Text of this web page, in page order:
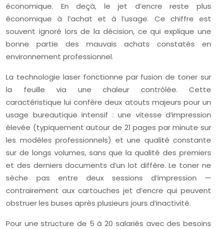
économique. En deçà, le jet d’encre reste plus
économique à l’achat et à l’usage. Ce chiffre est
souvent ignoré lors de la décision, ce qui explique une
bonne partie des mauvais achats constatés en
environnement professionnel.
La technologie laser fonctionne par fusion de toner sur
la feuille via une chaleur contrôlée. Cette
caractéristique lui confère deux atouts majeurs pour un
usage bureautique intensif : une vitesse d’impression
élevée (typiquement autour de 21 pages par minute sur
les modèles professionnels) et une qualité constante
sur de longs volumes, sans que la qualité des premiers
et des derniers documents d’un lot diffère. Le toner ne
sèche pas entre deux sessions d’impression —
contrairement aux cartouches jet d’encre qui peuvent
obstruer les buses après plusieurs jours d’inactivité.
Pour une structure de 5 à 20 salariés avec des besoins